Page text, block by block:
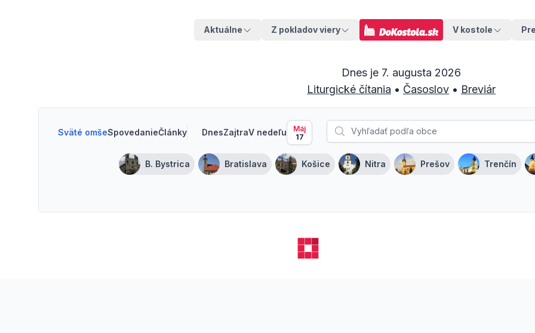
Aktuálne Z pokladov viery V kostole
Dnes je 7. augusta 2026
Liturgické čítania • Časoslov • Breviár
Sväté omšeSpovedanieČlánky DnesZajtraV nedeľu
Máj
17
B. Bystrica Bratislava Košice Nitra Prešov Trenčín